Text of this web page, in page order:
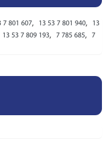
7 801 607, 13 53 7 801 940,
13
13 53 7 809 193, 7 785 685,
7